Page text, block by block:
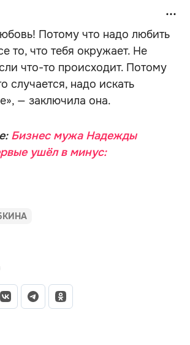
Потому что надо любить
то, что тебя окружает. Не
что-то происходит. Потому
случается, надо искать
— заключила она.
Бизнес мужа Надежды
ушёл в минус: